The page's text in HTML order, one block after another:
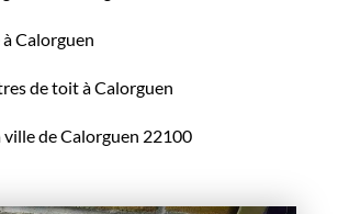
Calorguen
de toit à Calorguen
de Calorguen 22100